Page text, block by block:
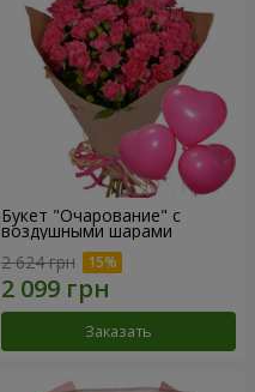
Букет "Очарование" с
воздушными шарами
2 624 грн
Заказать